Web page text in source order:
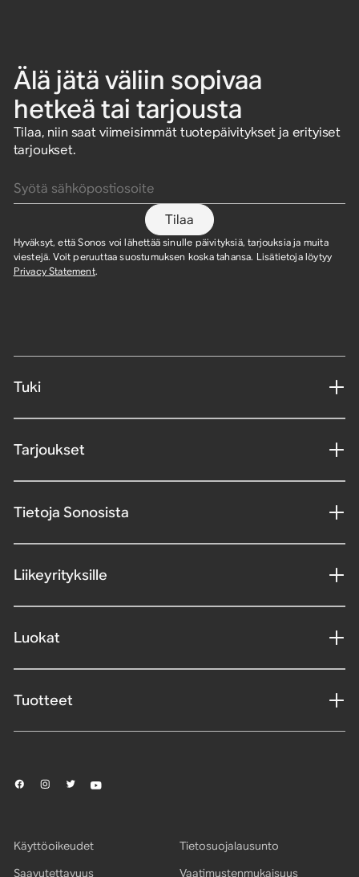
Älä jätä väliin sopivaa
hetkeä tai tarjousta
Tilaa, niin saat viimeisimmät tuotepäivitykset ja erityiset
tarjoukset.
Tilaa
Hyväksyt, että Sonos voi lähettää sinulle päivityksiä, tarjouksia ja muita
viestejä. Voit peruuttaa suostumuksen koska tahansa. Lisätietoja löytyy
Privacy Statement.
Tuki
Tarjoukset
Tietoja Sonosista
Liikeyrityksille
Luokat
Tuotteet
Käyttöoikeudet
Tietosuojalausunto
Saavutettavuus
Vaatimustenmukaisuus